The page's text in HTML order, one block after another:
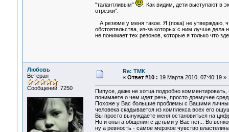
"талантливым"
. Как видим, дети выступают в
отрезки".
А резюме у меня такое. Я (пока) не утверждаю,
обстоятельства, из-за которых с ним лучше
не понимает тех резонов, которые я только что
Любовь
Ветеран
Сообщений: 7250
Re: ТМК
« Ответ #10 : 19 Марта 2010, 07:40:19 »
Пипусе, даже не хотца подробно
понимаете о чем идет речь, просто дремучее
Похоже у Вас большие проблемы с Вашими
человека скадывается из комплекса всех его
Вы просто вынуждаете меня остановиться на
Но и опыта общения с детьми у Вас нет... Во
ну а ревность - самое мерзкое чувство